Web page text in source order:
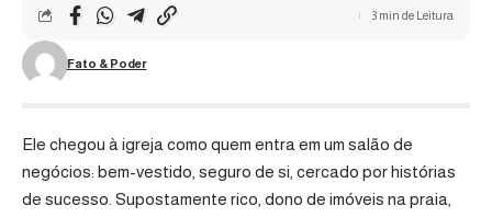
Fato & Poder
3 min de Leitura
Ele chegou à igreja como quem entra em um salão de
negócios: bem-vestido, seguro de si, cercado por histórias
de sucesso. Supostamente rico, dono de imóveis na praia,